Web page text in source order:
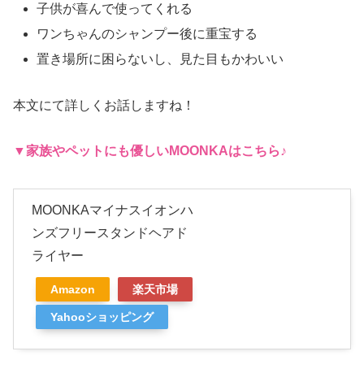
子供が喜んで使ってくれる
ワンちゃんのシャンプー後に重宝する
置き場所に困らないし、見た目もかわいい
本文にて詳しくお話しますね！
▼家族やペットにも優しいMOONKAはこちら♪
MOONKAマイナスイオンハ
ンズフリースタンドヘアド
ライヤー
Amazon 楽天市場
Yahooショッピング